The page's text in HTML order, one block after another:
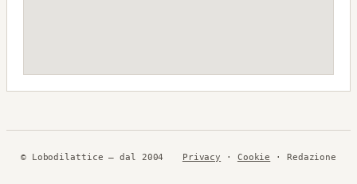
© Lobodilattice — dal 2004 Privacy · Cookie · Redazione